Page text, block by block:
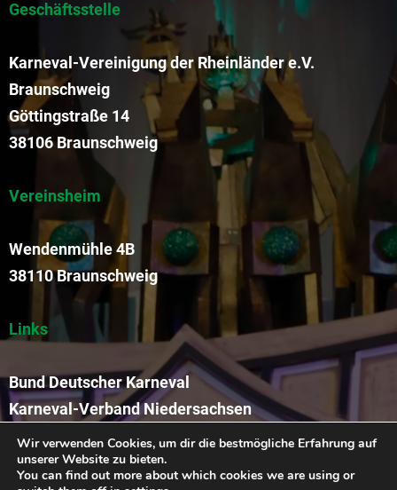
Geschäftsstelle
Karneval-Vereinigung der Rheinländer e.V.
Braunschweig
Göttingstraße 14
38106 Braunschweig
Vereinsheim
Wendenmühle 4B
38110 Braunschweig
Links
Bund Deutscher Karneval
Karneval-Verband Niedersachsen
Funkengarde der KVR
Wir verwenden Cookies, um dir die bestmögliche Erfahrung auf
unserer Website zu bieten.
You can find out more about which cookies we are using or